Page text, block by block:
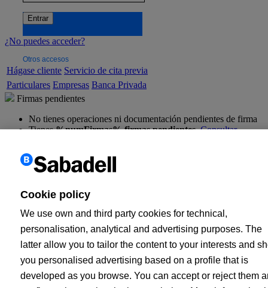
¿No puedes acceder?
Otros accesos
Hágase cliente Servicio de cita previa
Particulares Empresas Banca Privada
Firmas pendientes
No tienes operaciones ni documentación pendientes de firma
Tienes%numFirmas% firmas pendientes. Consultar
Correspondencia
Tienes nuevos documentos
Consulta todos tus documentos
Inicio Cuentas Tarjetas
Cargando...
Está en:
Colectivos Profesionales
Cookie policy
We use own and third party cookies for technical,
personalisation, analytical and advertising purposes. The
latter allow you to tailor the content to your interests and
you personalised advertising based on a profile that is
developed as you browse. You can accept or reject them